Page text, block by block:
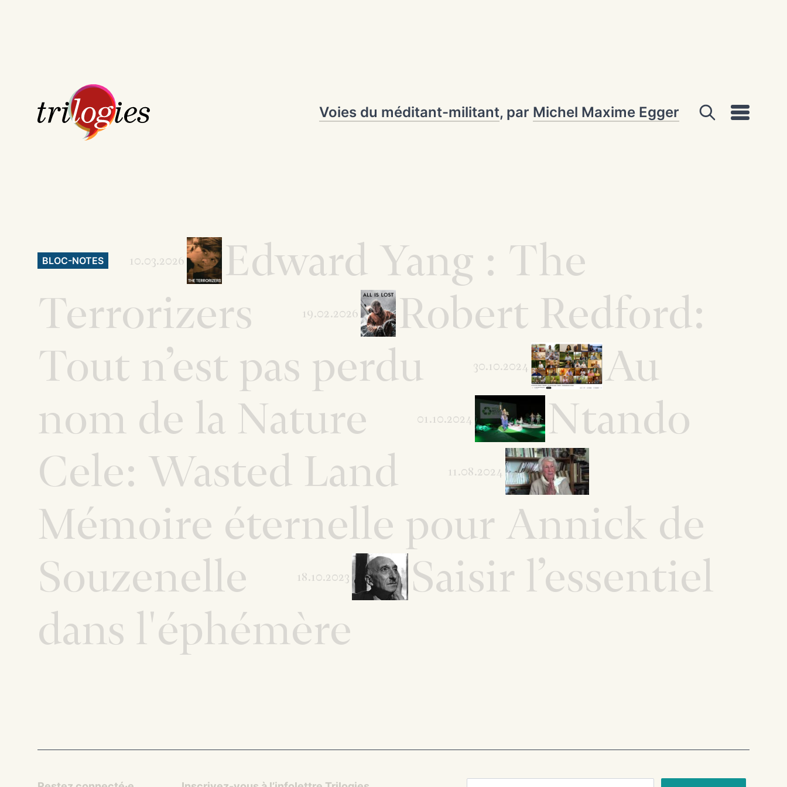
Voies du méditant-militant, par Michel Maxime Egger
BLOC-NOTES 10.03.2026
Edward Yang : The
Terrorizers
19.02.2026
Robert Redford:
Tout n’est pas perdu
30.10.2024
Au
nom de la Nature
01.10.2024
Ntando
Cele: Wasted Land
11.08.2024
Mémoire éternelle pour Annick de
Souzenelle
18.10.2023
Saisir l’essentiel
dans l'éphémère